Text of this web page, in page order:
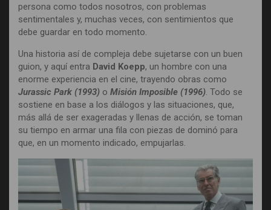
persona como todos nosotros, con problemas
sentimentales y, muchas veces, con sentimientos que
debe guardar en todo momento.
Una historia así de compleja debe sujetarse con un buen
guion, y aquí entra David Koepp, un hombre con una
enorme experiencia en el cine, trayendo obras como
Jurassic Park (1993) o Misión Imposible (1996). Todo se
sostiene en base a los diálogos y las situaciones, que,
más allá de ser exageradas y llenas de acción, se toman
su tiempo en armar una fila con piezas de dominó para
que, en un momento indicado, empujarlas.